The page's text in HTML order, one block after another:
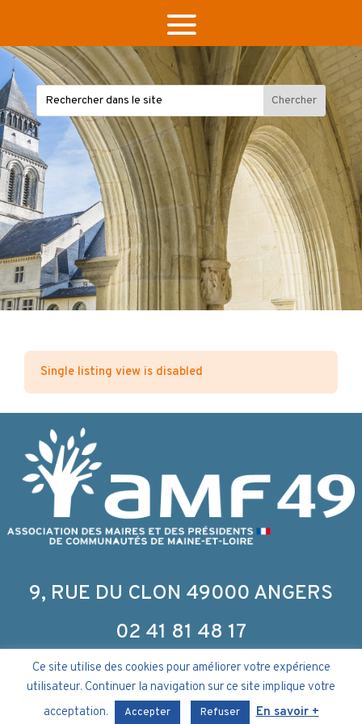
Single listing view is disabled
9, RUE DU CLON 49000 ANGERS
02 41 81 48 17
Politique de confidentialité & Mentions légales–
Ce site utilise des cookies pour améliorer votre expérience
utilisateur. Continuer la navigation sur ce site implique votre
acceptation.
Accepter Refuser En savoir +